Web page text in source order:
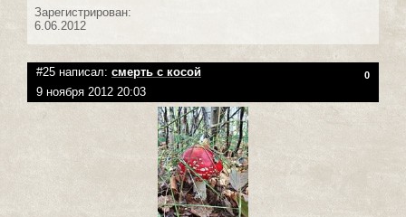
Зарегистрирован:
6.06.2012
#25 написал: смерть с косой 0
9 ноября 2012 20:03